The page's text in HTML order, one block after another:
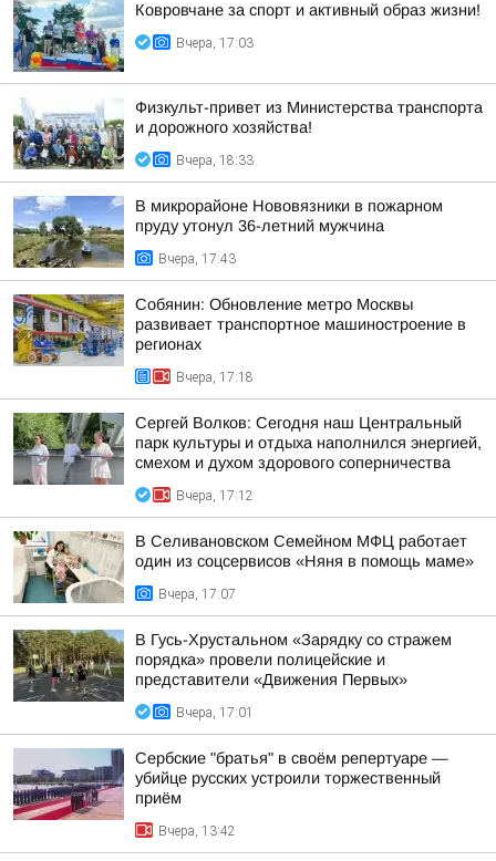
Ковровчане за спорт и активный образ жизни!
Вчера, 17:03
Физкульт-привет из Министерства транспорта
и дорожного хозяйства!
Вчера, 18:33
В микрорайоне Нововязники в пожарном
пруду утонул 36-летний мужчина
Вчера, 17:43
Собянин: Обновление метро Москвы
развивает транспортное машиностроение в
регионах
Вчера, 17:18
Сергей Волков: Сегодня наш Центральный
парк культуры и отдыха наполнился энергией,
смехом и духом здорового соперничества
Вчера, 17:12
В Селивановском Семейном МФЦ работает
один из соцсервисов «Няня в помощь маме»
Вчера, 17:07
В Гусь-Хрустальном «Зарядку со стражем
порядка» провели полицейские и
представители «Движения Первых»
Вчера, 17:01
Сербские "братья" в своём репертуаре —
убийце русских устроили торжественный
приём
Вчера, 13:42